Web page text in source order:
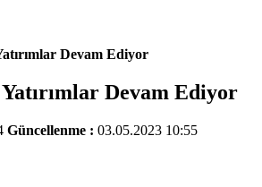
Devam Ediyor
Yatırımlar Devam Ediyor
Güncellenme : 03.05.2023 10:55